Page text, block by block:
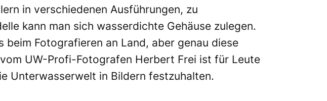
in verschiedenen Ausführungen, zu
kann man sich wasserdichte Gehäuse zulegen.
Fotografieren an Land, aber genau diese
UW-Profi-Fotografen Herbert Frei ist für Leute
Unterwasserwelt in Bildern festzuhalten.